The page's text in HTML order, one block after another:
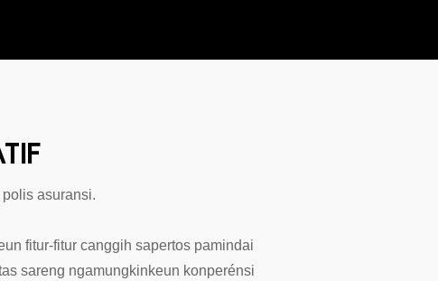
asuransi.
fitur-fitur canggih sapertos pamindai
sareng ngamungkinkeun konperénsi